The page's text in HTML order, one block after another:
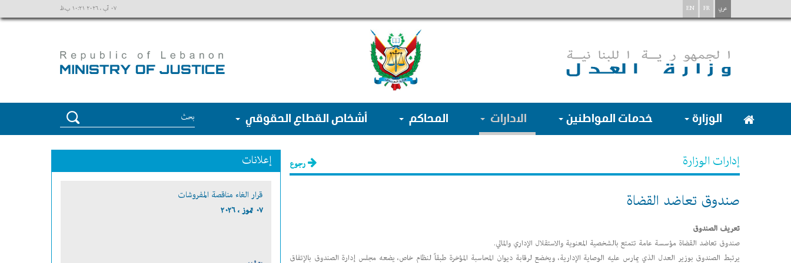
٠٧ آب ، ٢٠٢٦ ١٠:٢١ ب.ظ EN FR عربي
الوزارة خدمات المواطنين الادارات المحاكم أشخاص القطاع الحقوقي
إدارات الوزارة رجوع
صندوق تعاضد القضاة
تعريف الصندوق
صندوق تعاضد القضاة مؤسسة عامة تتمتع بالشخصية المعنوية والاستقلال الإداري والمالي.
يرتبط الصندوق بوزير العدل الذي يمارس عليه الوصاية الإدارية، ويخضع لرقابة ديوان المحاسبة المؤخرة طبقاً لنظام خاص، يضعه مجلس إدارة الصندوق بالإتفاق
إعلانات
قرار الغاء مناقصة المفروشات
٠٧ تموز ، ٢٠٢٦